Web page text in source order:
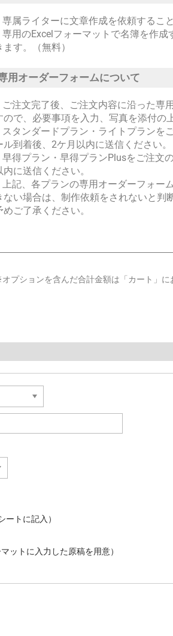
専属ライターに文章作成を依頼するこ
専用のExcelフォーマットで名簿を作
ます。（無料）
用オーダーフォームについて
ご注文完了後、ご注文内容に沿った専
ので、必要事項を入力、写真を添付の
スタンダードプラン・ライトプランを
ル到着後、2ケ月以内に送信ください。
早得プラン・早得プランPlusをご注文
内に送信ください。
上記、各プランの専用オーダーフォー
ない場合は、制作依頼をされないと判
めご了承ください。
プションを含んだ合計金額は「カート」に
ートに記入）
ットに入力した原稿を用意）